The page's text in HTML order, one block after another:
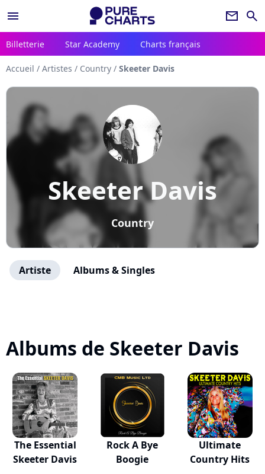
menu newsletter search
Billetterie Star Academy Charts français
Accueil / Artistes / Country / Skeeter Davis
Skeeter Davis
Country
Artiste Albums & Singles
Albums de Skeeter Davis
The Essential
Skeeter Davis
Rock A Bye
Boogie
Ultimate
Country Hits